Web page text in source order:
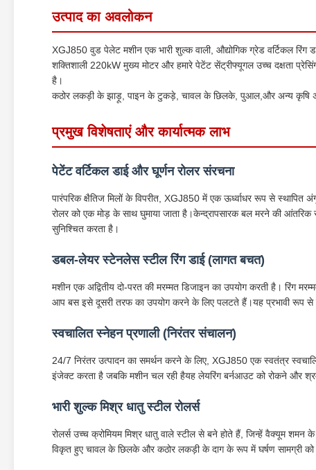
उत्पाद का अवलोकन
XGJ850 वुड पेलेट मशीन एक भारी शुल्क वाली, औद्योगिक ग्रेड वर्टिकल रिंग
शक्तिशाली 220kW मुख्य मोटर और हमारे पेटेंट सेंट्रीफ्यूगल उच्च दक्षता
है।
कठोर लकड़ी के झाड़ू, पाइन के टुकड़े, चावल के छिलके, पुआल,और अन्य कृषि
प्रमुख विशेषताएं और कार्यात्मक लाभ
पेटेंट वर्टिकल डाई और घूर्णन रोलर संरचना
पारंपरिक क्षैतिज मिलों के विपरीत, XGJ850 में एक ऊर्ध्वाधर रूप से स्थापित
रोलर को एक मोड़ के साथ घुमाया जाता है।केन्द्रापसारक बल मरने की आंतरिक
सुनिश्चित करता है।
डबल-लेयर स्टेनलेस स्टील रिंग डाई (लागत बचत)
मशीन एक अद्वितीय दो-परत की मरम्मत डिजाइन का उपयोग करती है। रिंग
आप बस इसे दूसरी तरफ का उपयोग करने के लिए पलटते हैं।यह प्रभावी रूप से
स्वचालित स्नेहन प्रणाली (निरंतर संचालन)
24/7 निरंतर उत्पादन का समर्थन करने के लिए, XGJ850 एक स्वतंत्र
इंजेक्ट करता है जबकि मशीन चल रही हैयह लेयरिंग बर्नआउट को रोकने और
भारी शुल्क मिश्र धातु स्टील रोलर्स
रोलर्स उच्च क्रोमियम मिश्र धातु वाले स्टील से बने होते हैं, जिन्हें वैक्यूम शमन
विकृत हुए चावल के छिलके और कठोर लकड़ी के दाग के रूप में घर्षण सामग्री